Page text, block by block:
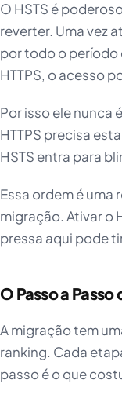
O HSTS é
reverter. Uma vez
por todo o período
HTTPS, o acesso
Por isso ele nunca
HTTPS precisa
HSTS entra para
Essa ordem é uma
migração. Ativar o
pressa aqui pode
O Passo a Passo
A migração tem
ranking. Cada
passo é o que